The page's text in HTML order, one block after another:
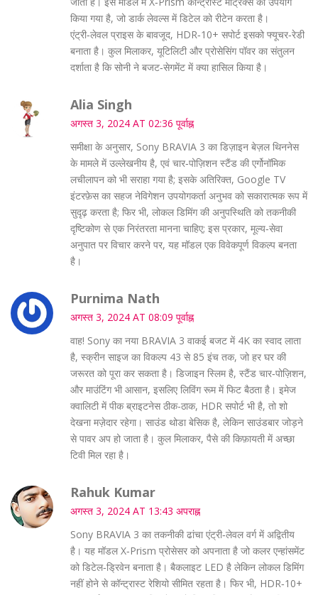
किया गया है, जो डार्क लेवल्स में डिटेल को रीटेन करता है।
एंट्री‑लेवल प्राइस के बावजूद, HDR‑10+ सपोर्ट इसको फ्यूचर‑रेडी
बनाता है। कुल मिलाकर, यूटिलिटी और प्रोसेसिंग पॉवर का संतुलन
दर्शाता है कि सोनी ने बजट‑सेगमेंट में क्या हासिल किया है।
Alia Singh
अगस्त 3, 2024 AT 02:36 पूर्वाह्न
समीक्षा के अनुसार, Sony BRAVIA 3 का डिज़ाइन बेज़ल थिननेस
के मामले में उल्लेखनीय है, एवं चार‑पोज़िशन स्टैंड की एर्गोनॉमिक
लचीलापन को भी सराहा गया है; इसके अतिरिक्त, Google TV
इंटरफ़ेस का सहज नेविगेशन उपयोगकर्ता अनुभव को सकारात्मक रूप में
सुदृढ़ करता है; फिर भी, लोकल डिमिंग की अनुपस्थिति को तकनीकी
दृष्टिकोण से एक निरंतरता मानना चाहिए; इस प्रकार, मूल्य‑सेवा
अनुपात पर विचार करने पर, यह मॉडल एक विवेकपूर्ण विकल्प बनता
है।
Purnima Nath
अगस्त 3, 2024 AT 08:09 पूर्वाह्न
वाह! Sony का नया BRAVIA 3 वाकई बजट में 4K का स्वाद लाता
है, स्क्रीन साइज का विकल्प 43 से 85 इंच तक, जो हर घर की
जरूरत को पूरा कर सकता है। डिजाइन स्लिम है, स्टैंड चार‑पोज़िशन,
और माउंटिंग भी आसान, इसलिए लिविंग रूम में फिट बैठता है। इमेज
क्वालिटी में पीक ब्राइटनेस ठीक-ठाक, HDR सपोर्ट भी है, तो शो
देखना मज़ेदार रहेगा। साउंड थोडा बेसिक है, लेकिन साउंडबार जोड़ने
से पावर अप हो जाता है। कुल मिलाकर, पैसे की किफ़ायती में अच्छा
टिवी मिल रहा है।
Rahuk Kumar
अगस्त 3, 2024 AT 13:43 अपराह्न
Sony BRAVIA 3 का तकनीकी ढांचा एंट्री‑लेवल वर्ग में अद्वितीय
है। यह मॉडल X‑Prism प्रोसेसर को अपनाता है जो कलर एन्हांसमेंट
को डिटेल‑ड्रिवेन बनाता है। बैकलाइट LED है लेकिन लोकल डिमिंग
नहीं होने से कॉन्ट्रास्ट रेशियो सीमित रहता है। फिर भी, HDR‑10+